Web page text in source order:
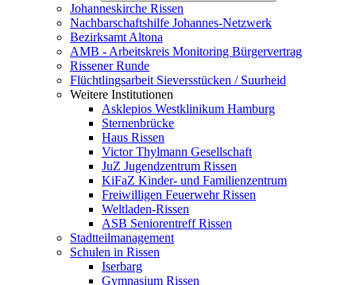
Johanneskirche Rissen
Nachbarschaftshilfe Johannes-Netzwerk
Bezirksamt Altona
AMB - Arbeitskreis Monitoring Bürgervertrag
Rissener Runde
Flüchtlingsarbeit Sieversstücken / Suurheid
Weitere Institutionen
Asklepios Westklinikum Hamburg
Sternenbrücke
Haus Rissen
Victor Thylmann Gesellschaft
JuZ Jugendzentrum Rissen
KiFaZ Kinder- und Familienzentrum
Freiwilligen Feuerwehr Rissen
Weltladen-Rissen
ASB Seniorentreff Rissen
Stadtteilmanagement
Schulen in Rissen
Iserbarg
Gymnasium Rissen